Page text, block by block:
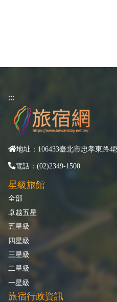
:::
地址：106433臺北市忠孝東路4
電話：(02)2349-1500
星級旅館
全部
卓越五星
五星級
四星級
三星級
二星級
一星級
旅宿行政資訊